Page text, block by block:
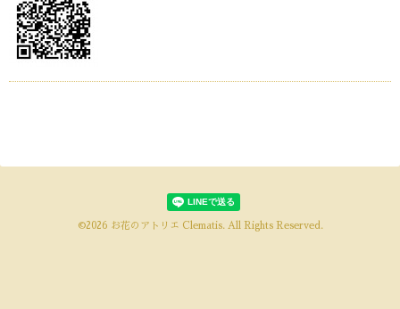
©2026 お花のアトリエ Clematis. All Rights Reserved.